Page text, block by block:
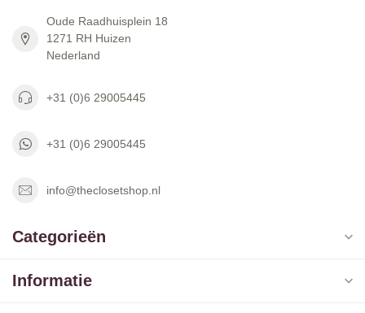
Oude Raadhuisplein 18
1271 RH Huizen
Nederland
+31 (0)6 29005445
+31 (0)6 29005445
info@theclosetshop.nl
Categorieën
Informatie